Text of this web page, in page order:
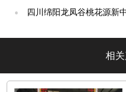
货
●
四川绵阳龙凤谷桃花源新
相